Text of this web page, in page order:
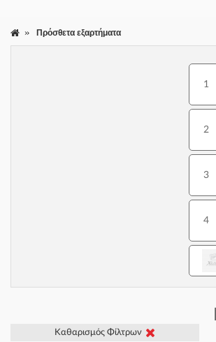
Πρόσθετα εξαρτήματα
1
2
3
4
Καθαρισμός Φίλτρων